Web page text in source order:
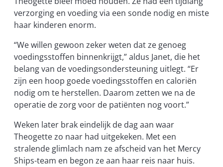
verzorging en voeding via een sonde nodig en miste
haar kinderen enorm.
“We willen gewoon zeker weten dat ze genoeg
voedingsstoffen binnenkrijgt,” aldus Janet, die het
belang van de voedingsondersteuning uitlegt. “Er
zijn een hoop goede voedingsstoffen en caloriën
nodig om te herstellen. Daarom zetten we na de
operatie de zorg voor de patiënten nog voort.”
Weken later brak eindelijk de dag aan waar
Theogette zo naar had uitgekeken. Met een
stralende glimlach nam ze afscheid van het Mercy
Ships-team en begon ze aan haar reis naar huis.